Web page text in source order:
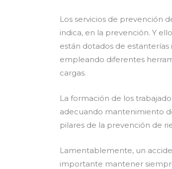
Los servicios de prevención
indica, en la prevención. Y
están dotados de
empleando diferentes
cargas.
La formación de los
adecuando mantenimiento
pilares de la prevención de
Lamentablemente, un
importante mantener